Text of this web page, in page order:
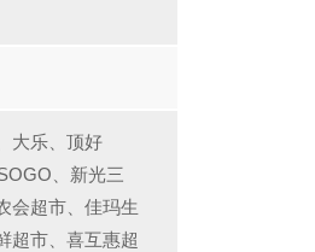
大乐、顶好
、新光三
会超市、佳玛生
超市、喜互惠超